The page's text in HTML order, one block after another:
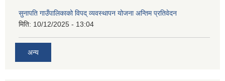
सुनापति गाउँपालिकाको विपद् व्यवस्थापन योजना अन्तिम प्रतिवेदन
मिति: 10/12/2025 - 13:04
अन्य